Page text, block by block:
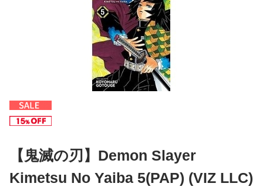
【鬼滅の刃】Demon Slayer
Kimetsu No Yaiba 5(PAP) (VIZ LLC)